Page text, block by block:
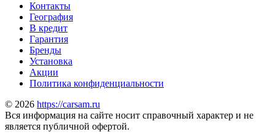
Контакты
География
В кредит
Гарантия
Бренды
Установка
Акции
Политика конфиденциальности
© 2026 https://carsam.ru
Вся информация на сайте носит справочный характер и не
является публичной офертой.